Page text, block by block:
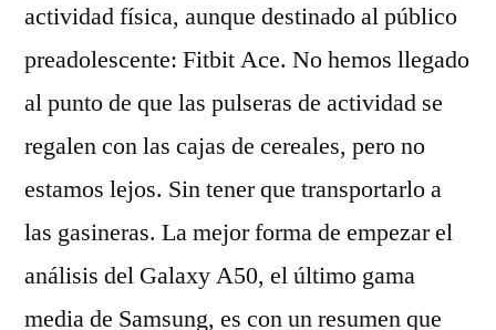
actividad física, aunque destinado al público
preadolescente: Fitbit Ace. No hemos llegado
al punto de que las pulseras de actividad se
regalen con las cajas de cereales, pero no
estamos lejos. Sin tener que transportarlo a
las gasineras. La mejor forma de empezar el
análisis del Galaxy A50, el último gama
media de Samsung, es con un resumen que